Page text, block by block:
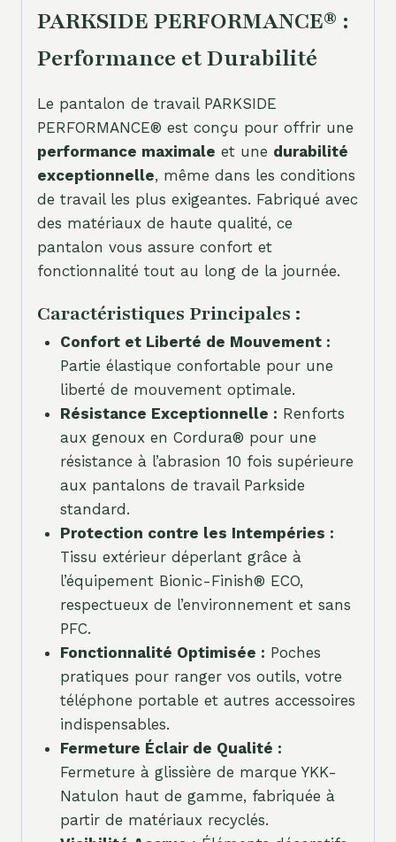
PARKSIDE PERFORMANCE® :
Performance et Durabilité
Le pantalon de travail PARKSIDE
PERFORMANCE® est conçu pour offrir une
performance maximale et une durabilité
exceptionnelle, même dans les conditions
de travail les plus exigeantes. Fabriqué avec
des matériaux de haute qualité, ce
pantalon vous assure confort et
fonctionnalité tout au long de la journée.
Caractéristiques Principales :
Confort et Liberté de Mouvement :
Partie élastique confortable pour une
liberté de mouvement optimale.
Résistance Exceptionnelle : Renforts
aux genoux en Cordura® pour une
résistance à l’abrasion 10 fois supérieure
aux pantalons de travail Parkside
standard.
Protection contre les Intempéries :
Tissu extérieur déperlant grâce à
l’équipement Bionic-Finish® ECO,
respectueux de l’environnement et sans
PFC.
Fonctionnalité Optimisée : Poches
pratiques pour ranger vos outils, votre
téléphone portable et autres accessoires
indispensables.
Fermeture Éclair de Qualité :
Fermeture à glissière de marque YKK-
Natulon haut de gamme, fabriquée à
partir de matériaux recyclés.